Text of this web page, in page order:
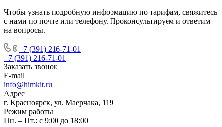
Чтобы узнать подробную информацию по тарифам, свяжитесь
с нами по почте или телефону. Проконсультируем и ответим
на вопросы.
+7 (391) 216-71-01
+7 (391) 216-71-01
Заказать звонок
E-mail
info@himkit.ru
Адрес
г. Красноярск, ул. Маерчака, 119
Режим работы
Пн. – Пт.: с 9:00 до 18:00